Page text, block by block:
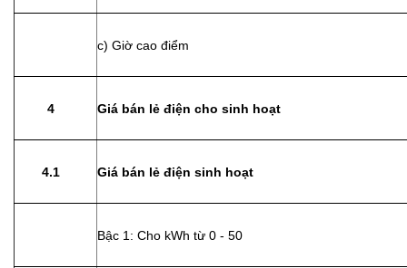
c) Giờ cao điểm
4 Giá bán lẻ điện cho sinh hoạt
4.1 Giá bán lẻ điện sinh hoạt
Bậc 1: Cho kWh từ 0 - 50